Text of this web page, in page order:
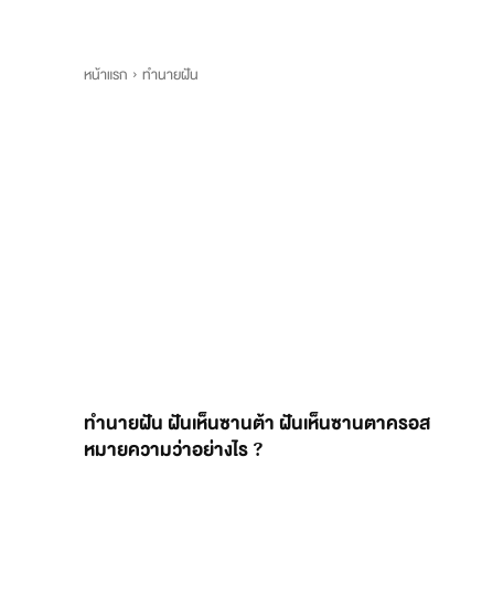
หน้าแรก ทำนายฝัน
ทำนายฝัน ฝันเห็นซานต้า ฝันเห็นซานตาครอส
หมายความว่าอย่างไร ?